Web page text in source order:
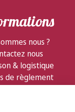
nous ?
nous
& logistique
de règlement